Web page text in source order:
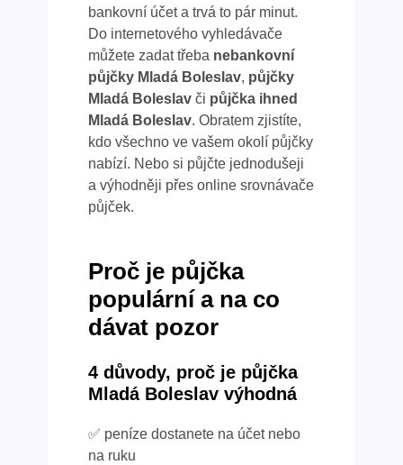
bankovní účet a trvá to pár minut.
Do internetového vyhledávače
můžete zadat třeba nebankovní
půjčky Mladá Boleslav, půjčky
Mladá Boleslavči půjčka ihned
Mladá Boleslav. Obratem zjistíte,
kdo všechno ve vašem okolí půjčky
nabízí. Nebo si půjčte jednodušeji
a výhodněji přes online srovnávače
půjček.
Proč je půjčka
populární a na co
dávat pozor
4 důvody, proč je půjčka
Mladá Boleslav výhodná
✅ peníze dostanete na účet nebo
na ruku